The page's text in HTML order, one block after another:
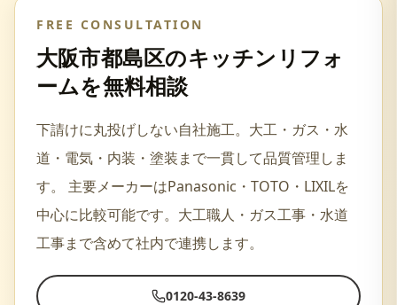
FREE CONSULTATION
大阪市都島区のキッチンリフォ
ームを無料相談
下請けに丸投げしない自社施工。大工・ガス・水
道・電気・内装・塗装まで一貫して品質管理しま
す。
主要メーカーはPanasonic・TOTO・LIXILを
中心に比較可能です。 大工職人・ガス工事・水道
工事まで含めて社内で連携します。
0120-43-8639